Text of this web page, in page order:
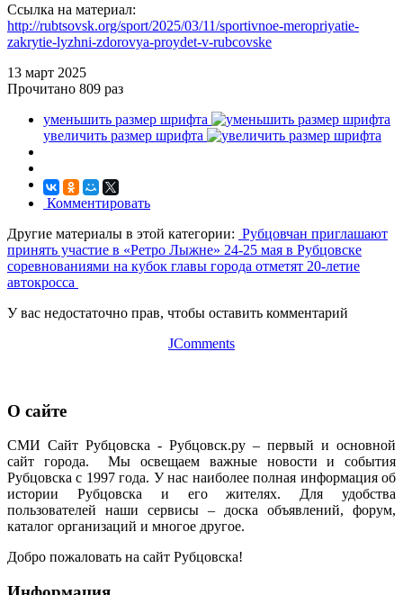
Ссылка на материал:
http://rubtsovsk.org/sport/2025/03/11/sportivnoe-meropriyatie-
zakrytie-lyzhni-zdorovya-proydet-v-rubcovske
13 март 2025
Прочитано 809 раз
уменьшить размер шрифта
увеличить размер шрифта
Комментировать
Другие материалы в этой категории: Рубцовчан приглашают
принять участие в «Ретро Лыжне» 24-25 мая в Рубцовске
соревнованиями на кубок главы города отметят 20-летие
автокросса
У вас недостаточно прав, чтобы оставить комментарий
JComments
О сайте
СМИ Сайт Рубцовска - Рубцовск.ру – первый и основной
сайт города. Мы освещаем важные новости и события
Рубцовска с 1997 года. У нас наиболее полная информация об
истории Рубцовска и его жителях. Для удобства
пользователей наши сервисы – доска объявлений, форум,
каталог организаций и многое другое.
Добро пожаловать на сайт Рубцовска!